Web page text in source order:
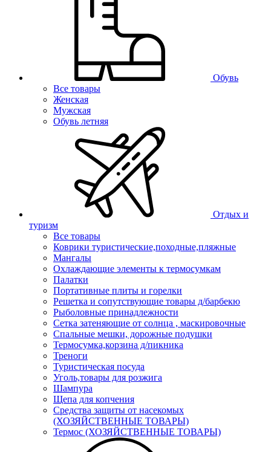
Обувь
Все товары
Женская
Мужская
Обувь летняя
Отдых и
туризм
Все товары
Коврики туристические,походные,пляжные
Мангалы
Охлаждающие элементы к термосумкам
Палатки
Портативные плиты и горелки
Решетка и сопутствующие товары д/барбекю
Рыболовные принадлежности
Сетка затеняющие от солнца , маскировочные
Спальные мешки, дорожные подушки
Термосумка,корзина д/пикника
Треноги
Туристическая посуда
Уголь,товары для розжига
Шампура
Щепа для копчения
Средства защиты от насекомых
(ХОЗЯЙСТВЕННЫЕ ТОВАРЫ)
Термос (ХОЗЯЙСТВЕННЫЕ ТОВАРЫ)